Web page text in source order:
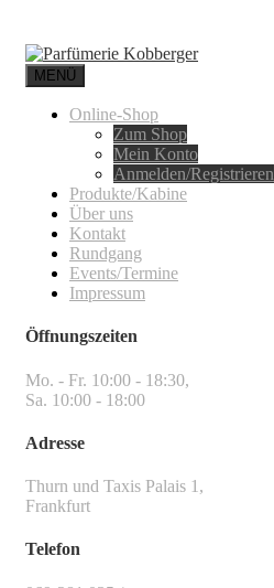
MENÜ
Online-Shop
Zum Shop
Mein Konto
Anmelden/Registrieren
Produkte/Kabine
Über uns
Kontakt
Rundgang
Events/Termine
Impressum
Öffnungszeiten
Mo. - Fr. 10:00 - 18:30,
Sa. 10:00 - 18:00
Adresse
Thurn und Taxis Palais 1,
Frankfurt
Telefon